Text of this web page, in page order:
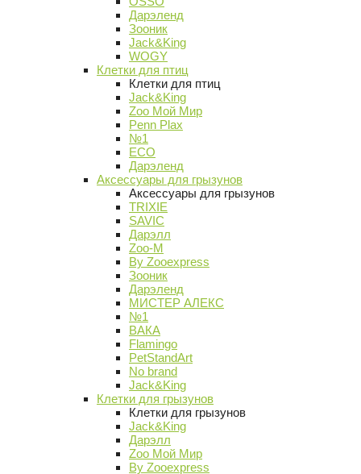
Дарэленд
Зооник
Jack&King
WOGY
Клетки для птиц
Клетки для птиц
Jack&King
Zoo Мой Мир
Penn Plax
№1
ECO
Дарэленд
Аксессуары для грызунов
Аксессуары для грызунов
TRIXIE
SAVIC
Дарэлл
Zoo-M
By Zooexpress
Зооник
Дарэленд
МИСТЕР АЛЕКС
№1
ВАКА
Flamingo
PetStandArt
No brand
Jack&King
Клетки для грызунов
Клетки для грызунов
Jack&King
Дарэлл
Zoo Мой Мир
By Zooexpress